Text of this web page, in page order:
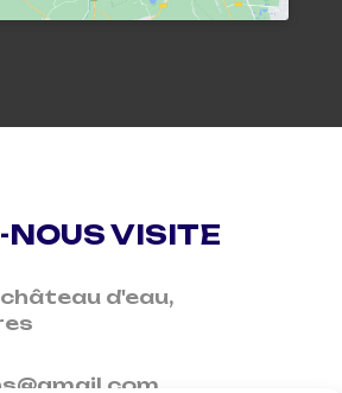
NOUS VISITE
d'eau,